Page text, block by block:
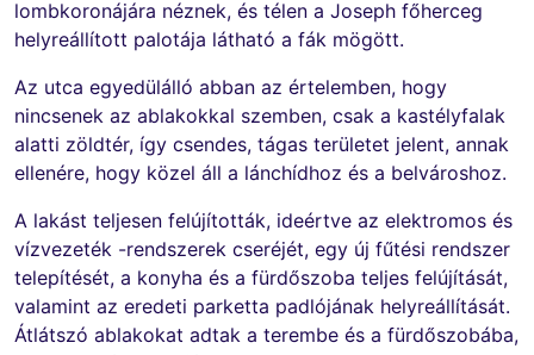
lombkoronájára néznek, és télen a Joseph főherceg
helyreállított palotája látható a fák mögött.
Az utca egyedülálló abban az értelemben, hogy
nincsenek az ablakokkal szemben, csak a kastélyfalak
alatti zöldtér, így csendes, tágas területet jelent, annak
ellenére, hogy közel áll a lánchídhoz és a belvároshoz.
A lakást teljesen felújították, ideértve az elektromos és
vízvezeték -rendszerek cseréjét, egy új fűtési rendszer
telepítését, a konyha és a fürdőszoba teljes felújítását,
valamint az eredeti parketta padlójának helyreállítását.
Átlátszó ablakokat adtak a terembe és a fürdőszobába,